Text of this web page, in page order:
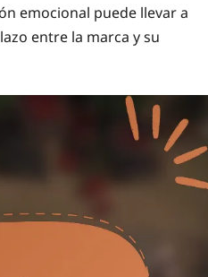
emocional puede llevar a
entre la marca y su